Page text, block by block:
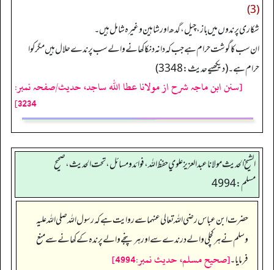
(3)
شکاری پرندوں میں باز، چیل، گدھ اور شاہین وغیرہ شامل ہیں۔
ان سب کا گوشت حرام ہے جب کہ دانہ دنکا کھانے والے سب پرندے حلال ہیں مگر کوا
حرام ہے۔ (دیکھیے حدیث: 3348)
[سنن ابن ماجہ شرح از مولانا عطا الله ساجد، حدیث/صفحہ نمبر:
3234]
الشيخ الحديث مولانا عبدالعزيز علوي حفظ الله، فوائد و مسائل، تحت الحديث ، صحيح
مسلم: 4994
حضرت ابن عباس رضی اللہ تعالی عنہما سے روایت ہے کہ رسول اللہ صلی اللہ علیہ
وسلم نے ہر کچلی والے درندے سے اور ہر پنجے والے پرندہ کے کھانے سے منع
فرمایا۔[صحيح مسلم، حديث نمبر:4994]